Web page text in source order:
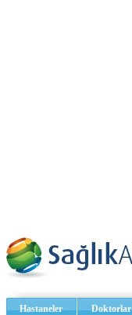
Hastaneler Doktorlar